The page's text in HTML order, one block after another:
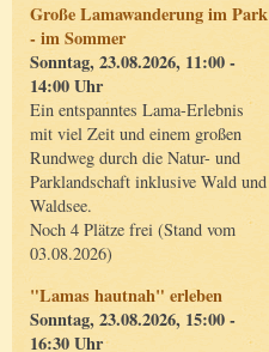
Große Lamawanderung im Park
- im Sommer
Sonntag, 23.08.2026, 11:00 -
14:00 Uhr
Ein entspanntes Lama-Erlebnis
mit viel Zeit und einem großen
Rundweg durch die Natur- und
Parklandschaft inklusive Wald und
Waldsee.
Noch 4 Plätze frei (Stand vom
03.08.2026)
"Lamas hautnah" erleben
Sonntag, 23.08.2026, 15:00 -
16:30 Uhr